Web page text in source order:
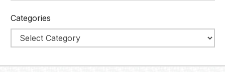
Categories